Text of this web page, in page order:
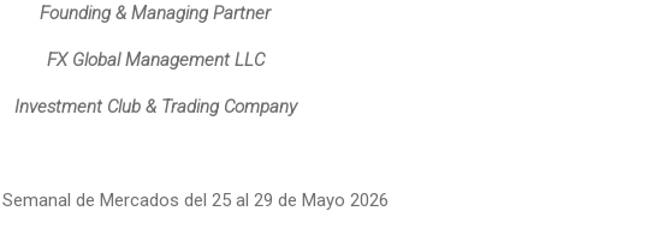
Founding & Managing Partner
FX Global Management LLC
Investment Club & Trading Company
de Mercados del 25 al 29 de Mayo 2026